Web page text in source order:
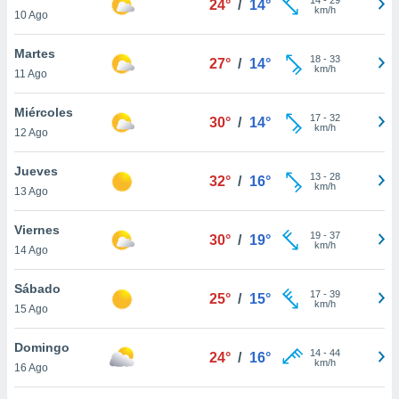
más
nuestra
y
de
disponible
cookies
aceptar
10 Ago
24° / 14°
km/h
Martes
11 Ago
27° / 14° 18- 33
km/h
Miércoles
12 Ago
30° / 14° 17- 32
km/h
Jueves
13 Ago
32° / 16° 13- 28
km/h
Viernes
14 Ago
30° / 19° 19- 37
km/h
Sábado
15 Ago
25° / 15° 17- 39
km/h
Domingo
16 Ago
24° / 16° 14- 44
km/h